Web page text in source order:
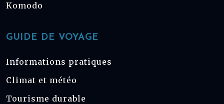
Komodo
GUIDE DE VOYAGE
Informations pratiques
Climat et météo
Tourisme durable